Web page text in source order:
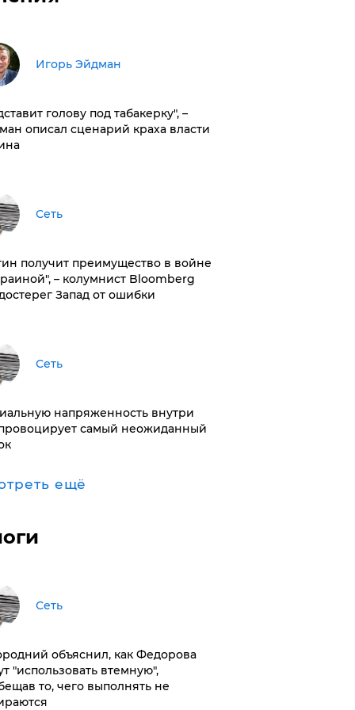
Игорь Эйдман
голову под табакерку", –
описал сценарий краха власти
Сеть
получит преимущество в войне
– колумнист Bloomberg
Запад от ошибки
Сеть
напряженность внутри
самый неожиданный
ещё
Сеть
объяснил, как Федорова
"использовать втемную",
то, чего выполнять не